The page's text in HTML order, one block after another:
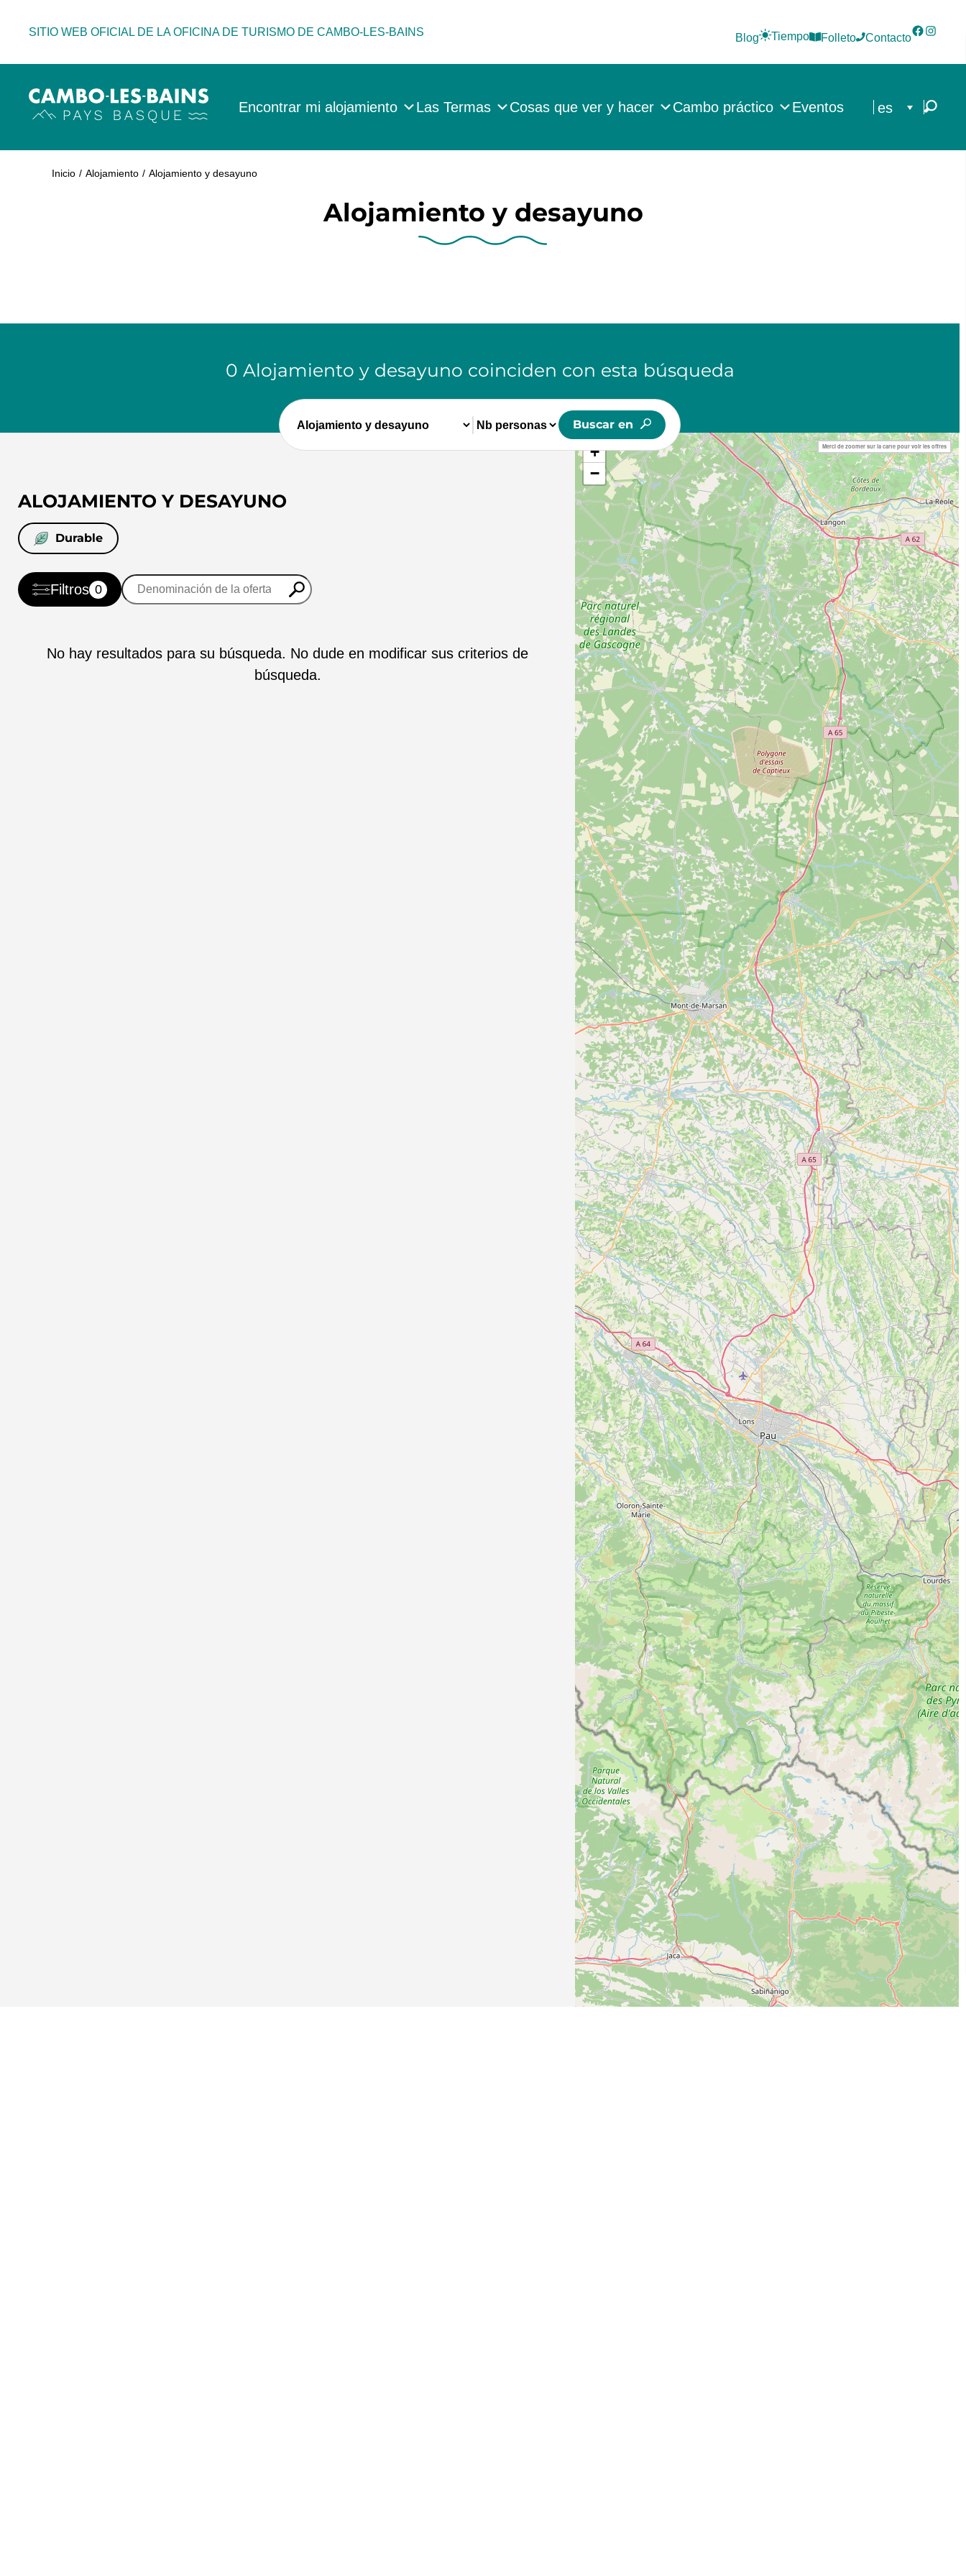
contenido
SITIO WEB OFICIAL DE LA OFICINA DE TURISMO DE CAMBO-LES-BAINS Blog Tiempo Folleto Contacto
Encontrar mi alojamiento Las Termas Cosas que ver y hacer Cambo práctico Eventos es
Inicio Alojamiento Alojamiento y desayuno
Alojamiento y desayuno
0 Alojamiento y desayuno coinciden con esta búsqueda
Buscar en
ALOJAMIENTO Y DESAYUNO
Durable
Filtros 0
No hay resultados para su búsqueda. No dude en modificar sus criterios de
búsqueda.
+
−
Merci de zoomer sur la carte pour voir les offres